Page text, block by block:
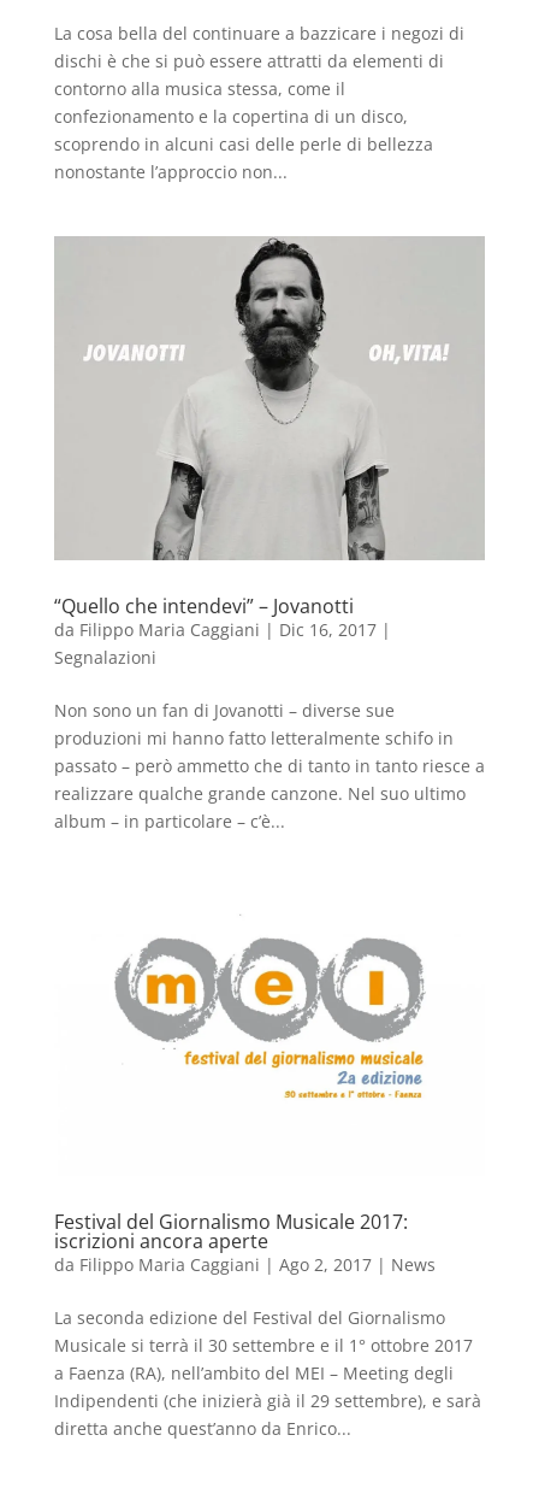
La cosa bella del continuare a bazzicare i negozi di
dischi è che si può essere attratti da elementi di
contorno alla musica stessa, come il
confezionamento e la copertina di un disco,
scoprendo in alcuni casi delle perle di bellezza
nonostante l’approccio non...
“Quello che intendevi” – Jovanotti
da Filippo Maria Caggiani | Dic 16, 2017|
Segnalazioni
Non sono un fan di Jovanotti – diverse sue
produzioni mi hanno fatto letteralmente schifo in
passato – però ammetto che di tanto in tanto riesce a
realizzare qualche grande canzone. Nel suo ultimo
album – in particolare – c’è...
Festival del Giornalismo Musicale 2017:
iscrizioni ancora aperte
da Filippo Maria Caggiani | Ago 2, 2017| News
La seconda edizione del Festival del Giornalismo
Musicale si terrà il 30 settembre e il 1° ottobre 2017
a Faenza (RA), nell’ambito del MEI – Meeting degli
Indipendenti (che inizierà già il 29 settembre), e sarà
diretta anche quest’anno da Enrico...